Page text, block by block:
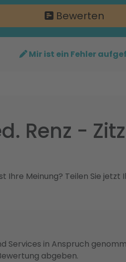
Bewerten
Mir ist ein Fehler
Renz -
Ihre Meinung? Teilen Sie jetzt
Services in Anspruch
abgeben.